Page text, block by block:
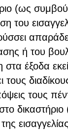
(ως
του
ή του
στα έξοδα
τους
τους